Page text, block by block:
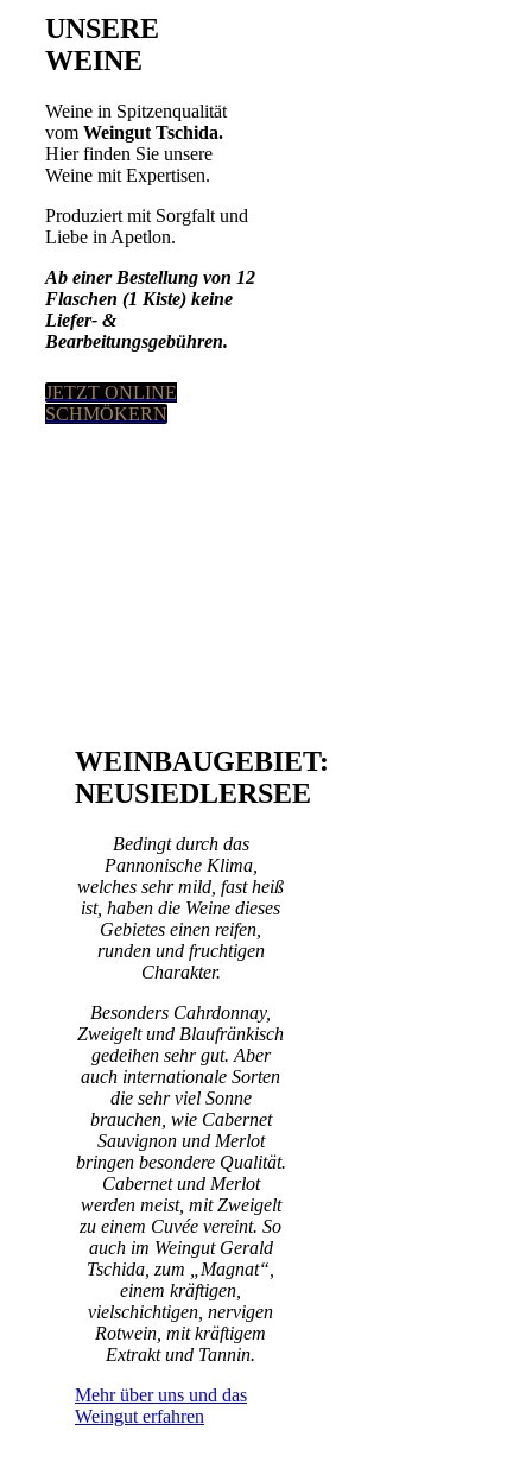
UNSERE
WEINE
Weine in Spitzenqualität
vom Weingut Tschida.
Hier finden Sie unsere
Weine mit Expertisen.
Produziert mit Sorgfalt und
Liebe in Apetlon.
Ab einer Bestellung von 12
Flaschen (1 Kiste) keine
Liefer- &
Bearbeitungsgebühren.
JETZT ONLINE
SCHMÖKERN
WEINBAUGEBIET:
NEUSIEDLERSEE
Bedingt durch das
Pannonische Klima,
welches sehr mild, fast heiß
ist, haben die Weine dieses
Gebietes einen reifen,
runden und fruchtigen
Charakter.
Besonders Cahrdonnay,
Zweigelt und Blaufränkisch
gedeihen sehr gut. Aber
auch internationale Sorten
die sehr viel Sonne
brauchen, wie Cabernet
Sauvignon und Merlot
bringen besondere Qualität.
Cabernet und Merlot
werden meist, mit Zweigelt
zu einem Cuvée vereint. So
auch im Weingut Gerald
Tschida, zum „Magnat“,
einem kräftigen,
vielschichtigen, nervigen
Rotwein, mit kräftigem
Extrakt und Tannin.
Mehr über uns und das
Weingut erfahren